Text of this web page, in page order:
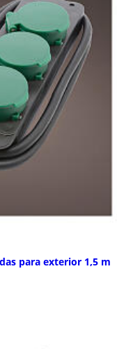
para exterior 1,5 m